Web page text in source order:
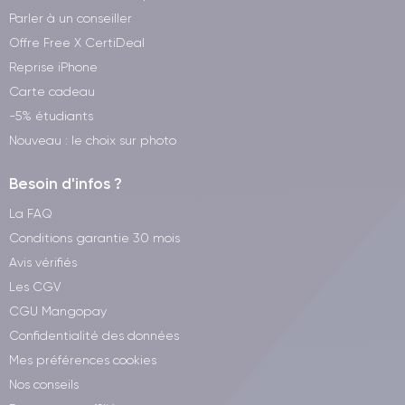
iOS, en garantissant une connexion rapide et sécurisée.
Caractéristiques techniques de l'iPhone
13 mini
Voyons maintenant les caractéristiques techniques de
Performances de l'iPhone 13 mini
L'iPhone 13 mini offre des performances élevées grâce au
processeur A15 Bionic
une faible consommation d'énergie.
L'appareil est disponible en différentes capacités de stockage
Parler à un conseiller
Offre Free X CertiDeal
Reprise iPhone
Carte cadeau
-5% étudiants
Nouveau : le choix sur photo
Besoin d'infos ?
La FAQ
Conditions garantie 30 mois
Avis vérifiés
Les CGV
CGU Mangopay
Confidentialité des données
Mes préférences cookies
Nos conseils